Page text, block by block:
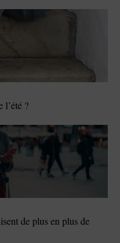
l’été ?
de plus en plus de